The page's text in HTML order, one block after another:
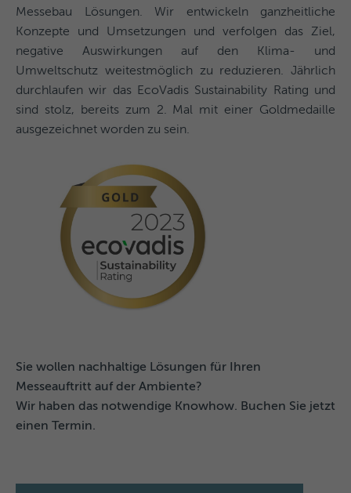
Messebau Lösungen. Wir entwickeln ganzheitliche
Konzepte und Umsetzungen und verfolgen das Ziel,
negative Auswirkungen auf den Klima- und
Umweltschutz weitestmöglich zu reduzieren. Jährlich
durchlaufen wir das EcoVadis Sustainability Rating und
sind stolz, bereits zum 2. Mal mit einer Goldmedaille
ausgezeichnet worden zu sein.
Sie wollen nachhaltige Lösungen für Ihren
Messeauftritt auf der Ambiente?
Wir haben das notwendige Knowhow. Buchen Sie jetzt
einen Termin.